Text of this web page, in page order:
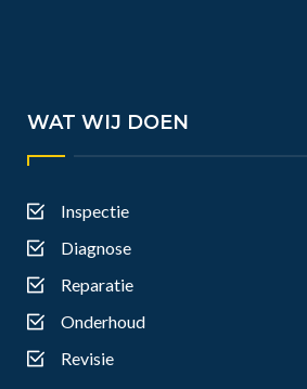
WAT WIJ DOEN
Inspectie
Diagnose
Reparatie
Onderhoud
Revisie